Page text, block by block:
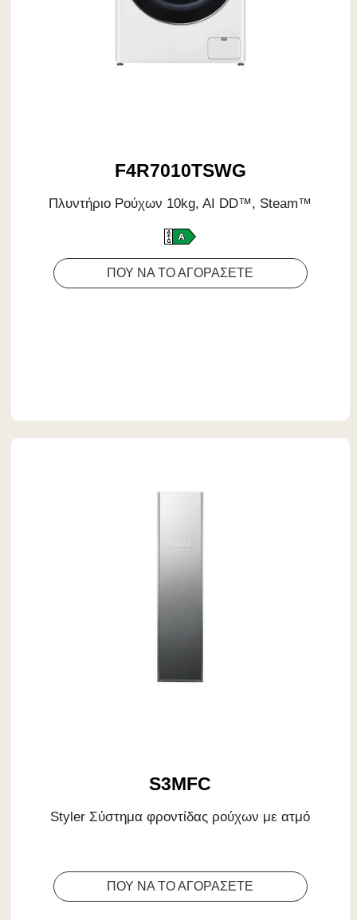
F4R7010TSWG
Πλυντήριο Ρούχων 10kg, AI DD™, Steam™
ΠΟΎ ΝΑ ΤΟ ΑΓΟΡΆΣΕΤΕ
S3MFC
Styler Σύστημα φροντίδας ρούχων με ατμό
ΠΟΥ ΝΑ ΤΟ ΑΓΟΡΑΣΕΤΕ